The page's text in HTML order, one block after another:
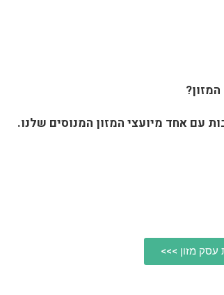
עם אחד מיועצי המזון המנוסים שלנו.
מזון >>>